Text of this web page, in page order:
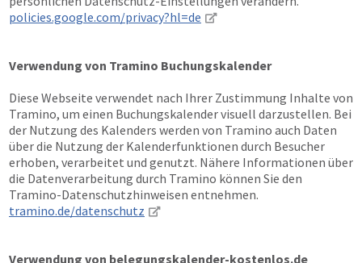
policies.google.com/privacy?hl=de
Verwendung von Tramino Buchungskalender
Diese Webseite verwendet nach Ihrer Zustimmung Inhalte von
Tramino, um einen Buchungskalender visuell darzustellen. Bei
der Nutzung des Kalenders werden von Tramino auch Daten
über die Nutzung der Kalenderfunktionen durch Besucher
erhoben, verarbeitet und genutzt. Nähere Informationen über
die Datenverarbeitung durch Tramino können Sie den
Tramino-Datenschutzhinweisen entnehmen.
tramino.de/datenschutz
Verwendung von belegungskalender-kostenlos.de